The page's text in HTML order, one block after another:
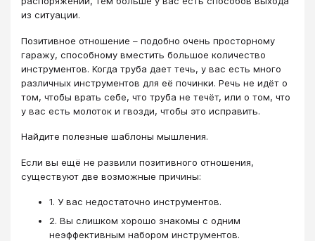
из ситуации.
Позитивное отношение – подобно очень просторному
гаражу, способному вместить большое количество
инструментов. Когда труба дает течь, у вас есть много
различных инструментов для её починки. Речь не идёт о
том, чтобы врать себе, что труба не течёт, или о том, что
у вас есть молоток и гвозди, чтобы это исправить.
Найдите полезные шаблоны мышления.
Если вы ещё не развили позитивного отношения,
существуют две возможные причины:
1. У вас недостаточно инструментов.
2. Вы слишком хорошо знакомы с одним
неэффективным набором инструментов.